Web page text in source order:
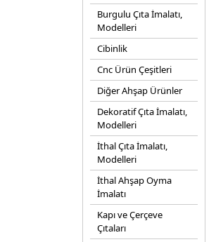
Burgulu Çıta İmalatı,
Modelleri
Cibinlik
Cnc Ürün Çeşitleri
Diğer Ahşap Ürünler
Dekoratif Çıta İmalatı,
Modelleri
İthal Çıta İmalatı,
Modelleri
İthal Ahşap Oyma
İmalatı
Kapı ve Çerçeve
Çıtaları